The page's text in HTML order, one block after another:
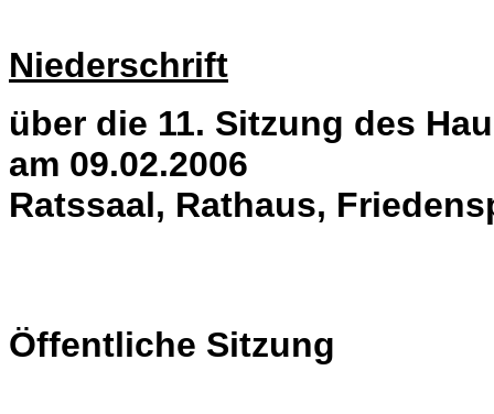
Niederschrift
über die 11. Sitzung des
am 09.02.2006
Ratssaal, Rathaus,
Öffentliche Sitzung